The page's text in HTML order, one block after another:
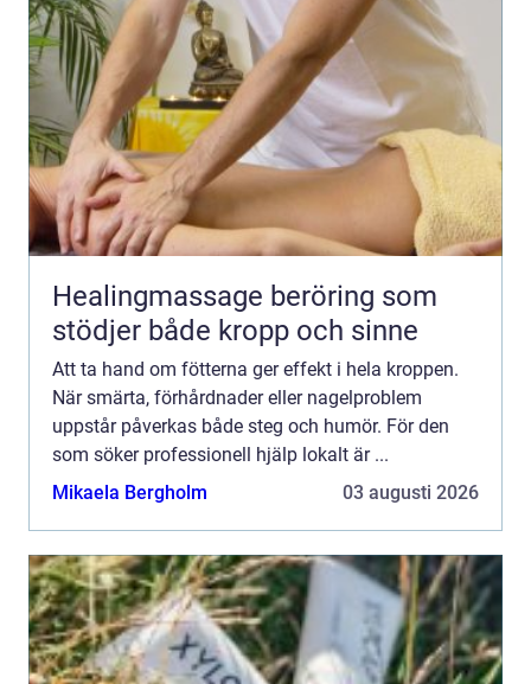
Healingmassage beröring som
stödjer både kropp och sinne
Att ta hand om fötterna ger effekt i hela kroppen.
När smärta, förhårdnader eller nagelproblem
uppstår påverkas både steg och humör. För den
som söker professionell hjälp lokalt är ...
Mikaela Bergholm
03 augusti 2026